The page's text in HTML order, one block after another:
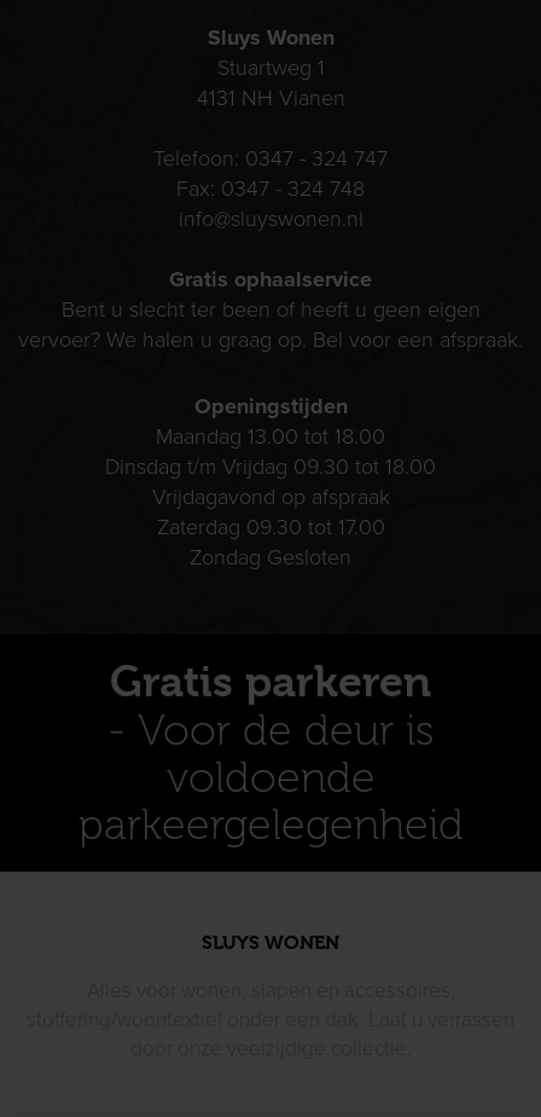
Sluys Wonen
Stuartweg 1
4131 NH Vianen
Telefoon: 0347 - 324 747
Fax: 0347 - 324 748
info@sluyswonen.nl
Gratis ophaalservice
Bent u slecht ter been of heeft u geen eigen
vervoer? We halen u graag op. Bel voor een afspraak.
Openingstijden
Maandag 13.00 tot 18.00
Dinsdag t/m Vrijdag 09.30 tot 18.00
Vrijdagavond op afspraak
Zaterdag 09.30 tot 17.00
Zondag Gesloten
Gratis parkeren
- Voor de deur is
voldoende
parkeergelegenheid
SLUYS WONEN